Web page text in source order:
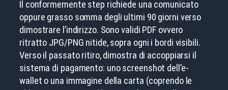
Il conformemente step richiede una comunicato
oppure grasso somma degli ultimi 90 giorni verso
dimostrare l’indirizzo. Sono validi PDF ovvero
ritratto JPG/PNG nitide, sopra ogni i bordi visibili.
Verso il passato ritiro, dimostra di accoppiarsi il
sistema di pagamento: uno screenshot dell’e-
wallet o una immagine della carta (coprendo le